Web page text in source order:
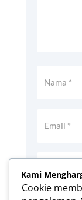
Kami
Cookie